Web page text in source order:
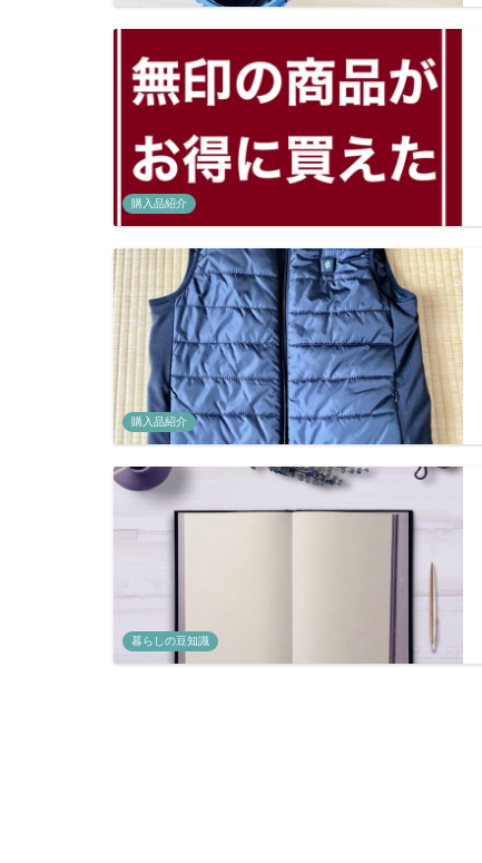
購入品紹介
購入品紹介
暮らしの豆知識